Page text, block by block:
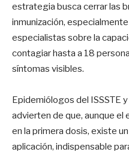
estrategia busca cerrar las
inmunización,
especialistas sobre la
contagiar hasta a 18
síntomas visibles.
Epidemiólogos del ISSSTE
advierten de que, aunque el
en la primera dosis, existe
aplicación, indispensable